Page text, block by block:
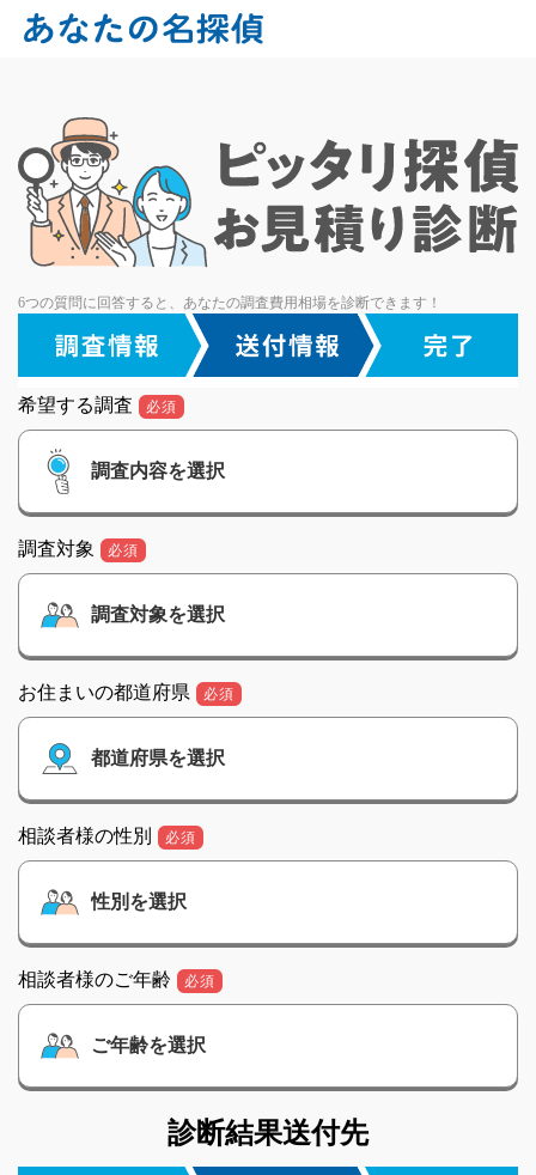
6つの質問に回答すると、あなたの調査費用相場を診断できます！
希望する調査 必須
調査対象 必須
お住まいの都道府県 必須
相談者様の性別 必須
相談者様のご年齢 必須
診断結果送付先